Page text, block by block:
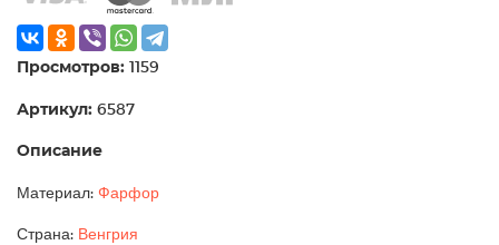
Просмотров: 1159
Артикул: 6587
Описание
Материал: Фарфор
Страна: Венгрия